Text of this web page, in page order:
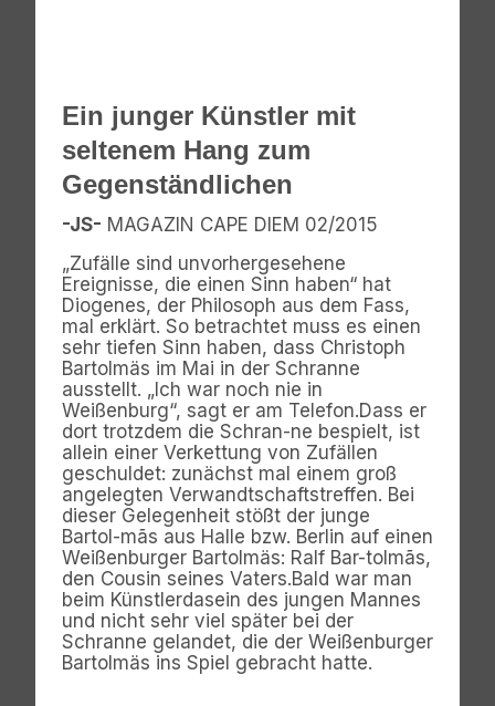
Ein junger Künstler mit
seltenem Hang zum
Gegenständlichen
-JS- MAGAZIN CAPE DIEM 02/2015
„Zufälle sind unvorhergesehene
Ereignisse, die einen Sinn haben“ hat
Diogenes, der Philosoph aus dem Fass,
mal erklärt. So betrachtet muss es einen
sehr tiefen Sinn haben, dass Christoph
Bartolmäs im Mai in der Schranne
ausstellt. „Ich war noch nie in
Weißenburg“, sagt er am Telefon.Dass er
dort trotzdem die Schran-ne bespielt, ist
allein einer Verkettung von Zufällen
geschuldet: zunächst mal einem groß
angelegten Verwandtschaftstreffen. Bei
dieser Gelegenheit stößt der junge
Bartol-mãs aus Halle bzw. Berlin auf einen
Weißenburger Bartolmäs: Ralf Bar-tolmãs,
den Cousin seines Vaters.Bald war man
beim Künstlerdasein des jungen Mannes
und nicht sehr viel später bei der
Schranne gelandet, die der Weißenburger
Bartolmäs ins Spiel gebracht hatte.